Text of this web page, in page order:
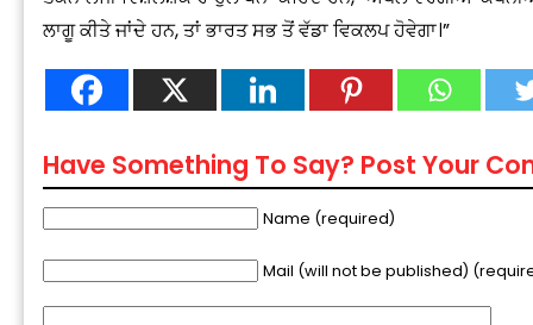
ਲਾਗੂ ਕੀਤੇ ਜਾਂਦੇ ਹਨ, ਤਾਂ ਭਾਰਤ ਸਭ ਤੋਂ ਵੱਡਾ ਵਿਕਲਪ ਹੋਵੇਗਾ।”
Have Something To Say? Post Your
Name (required)
Mail (will not be published)